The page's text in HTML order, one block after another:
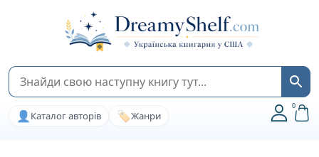
👤 Каталог авторів 🏷️Жанри
0